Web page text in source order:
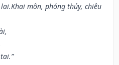
môn, phóng thủy, chiêu